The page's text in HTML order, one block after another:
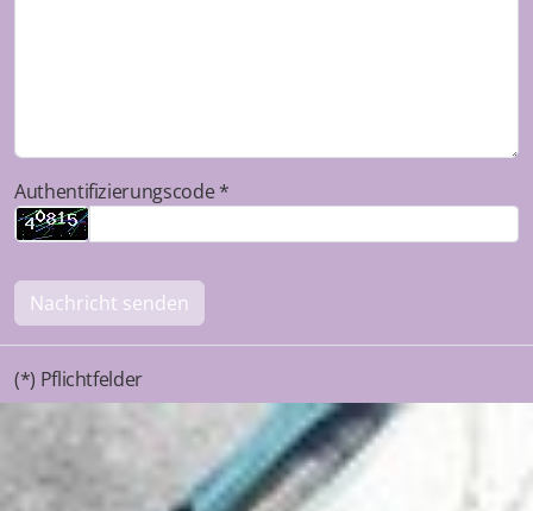
Authentifizierungscode *
Nachricht senden
(*) Pflichtfelder